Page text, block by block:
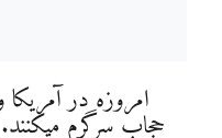
امروزه در
حجاب سرگرم